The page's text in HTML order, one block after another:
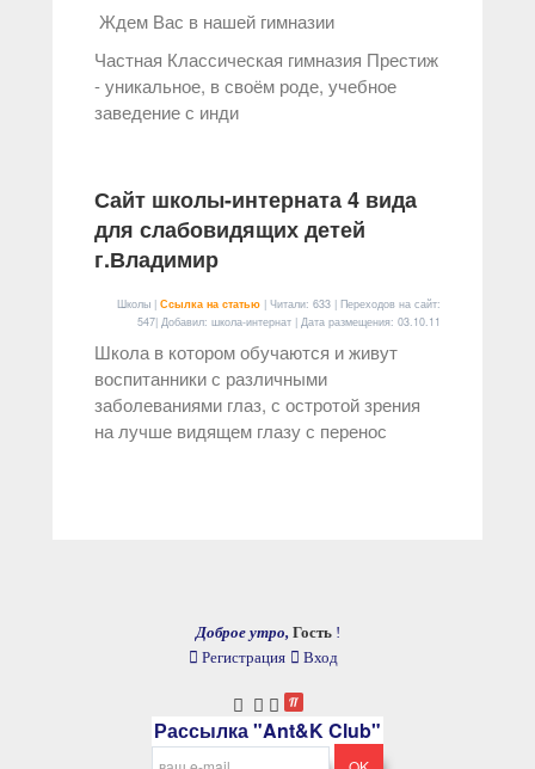
Ждем Вас в нашей гимназии
Частная Классическая гимназия Престиж
- уникальное, в своём роде, учебное
заведение с инди
Сайт школы-интерната 4 вида
для слабовидящих детей
г.Владимир
Школы | Ссылка на статью | Читали: 633 | Переходов на сайт:
547| Добавил: школа-интернат | Дата размещения: 03.10.11
Школа в котором обучаются и живут
воспитанники с различными
заболеваниями глаз, с остротой зрения
на лучше видящем глазу с перенос
Доброе утро, Гость !
Регистрация
Вход
Рассылка "Ant&K Club"